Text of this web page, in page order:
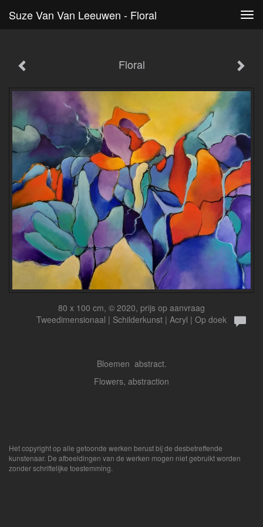
Suze Van Van Leeuwen - Floral
Floral
80 x 100 cm, © 2020, prijs op aanvraag
Tweedimensionaal | Schilderkunst | Acryl | Op doek
Bloemen abstract.
Flowers, abstraction
Het copyright op alle getoonde werken berust bij de desbetreffende
kunstenaar. De afbeeldingen van de werken mogen niet gebruikt worden
zonder schriftelijke toestemming.